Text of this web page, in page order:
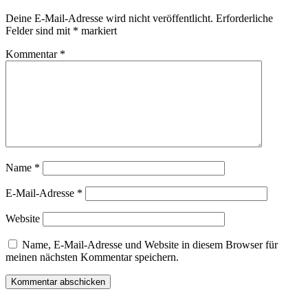
Deine E-Mail-Adresse wird nicht veröffentlicht. Erforderliche
Felder sind mit * markiert
Kommentar *
Name *
E-Mail-Adresse *
Website
Name, E-Mail-Adresse und Website in diesem Browser für
meinen nächsten Kommentar speichern.